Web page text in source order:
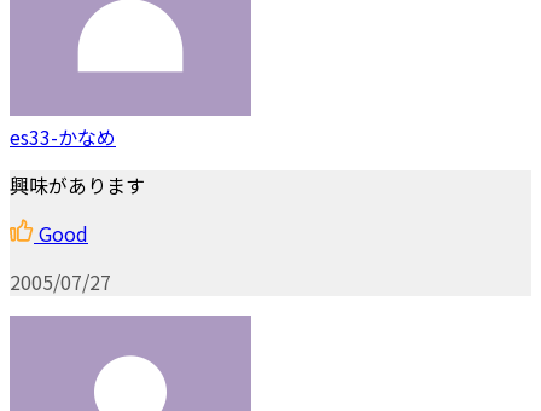
es33-かなめ
興味があります
Good
2005/07/27